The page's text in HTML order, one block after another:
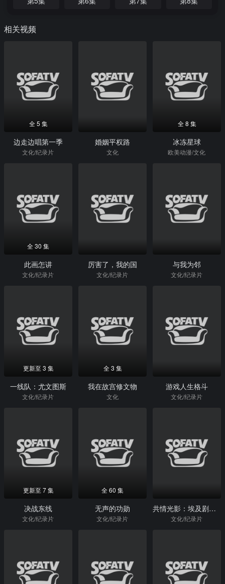
相关视频
全 5 集
边走边唱第一季
文化/纪录片
婚姻平权路
文化
全 8 集
冰冻星球
欧美动漫/文化
全 30 集
此画怎讲
文化/纪录片
厉害了，我的国
文化/纪录片
与我为邻
文化/纪录片
更新至 3 集
一线队：尤文图斯
文化/纪录片
全 3 集
我在故宫修文物
文化
游戏人生格斗
文化/纪录片
更新至 7 集
决战东线
文化/纪录片
全 60 集
无声的功勋
文化/纪录片
共情光影：埃及剧院百年传奇
文化/纪录片